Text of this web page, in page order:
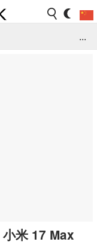
...
米 17 Max